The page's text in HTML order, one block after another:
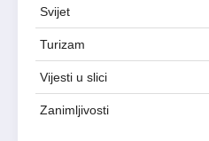
Svijet
Turizam
Vijesti u slici
Zanimljivosti